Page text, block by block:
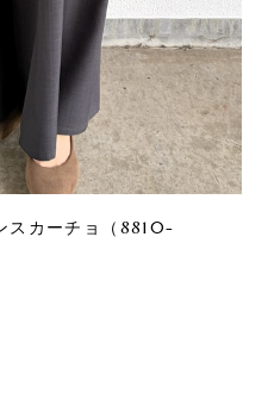
スカーチョ（8810-